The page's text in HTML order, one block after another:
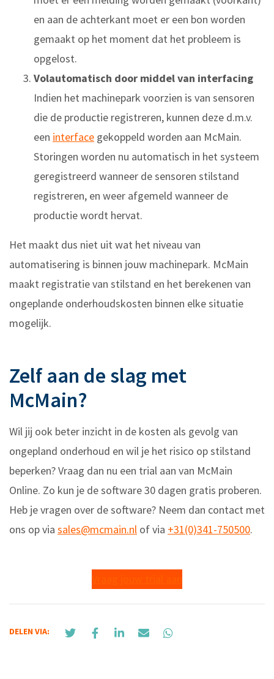
en aan de achterkant moet er een bon worden
gemaakt op het moment dat het probleem is
opgelost.
Volautomatisch door middel van interfacing
Indien het machinepark voorzien is van sensoren
die de productie registreren, kunnen deze d.m.v.
een interface gekoppeld worden aan McMain.
Storingen worden nu automatisch in het systeem
geregistreerd wanneer de sensoren stilstand
registreren, en weer afgemeld wanneer de
productie wordt hervat.
Het maakt dus niet uit wat het niveau van
automatisering is binnen jouw machinepark. McMain
maakt registratie van stilstand en het berekenen van
ongeplande onderhoudskosten binnen elke situatie
mogelijk.
Zelf aan de slag met
McMain?
Wil jij ook beter inzicht in de kosten als gevolg van
ongepland onderhoud en wil je het risico op stilstand
beperken? Vraag dan nu een trial aan van McMain
Online. Zo kun je de software 30 dagen gratis proberen.
Heb je vragen over de software? Neem dan contact met
ons op via sales@mcmain.nl of via +31(0)341-750500.
DELEN VIA: